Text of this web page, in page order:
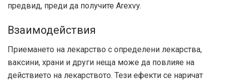
предвид, преди да получите Arexvy.
Взаимодействия
Приемането на лекарство с определени лекарства,
ваксини, храни и други неща може да повлияе на
действието на лекарството. Тези ефекти се наричат ​​